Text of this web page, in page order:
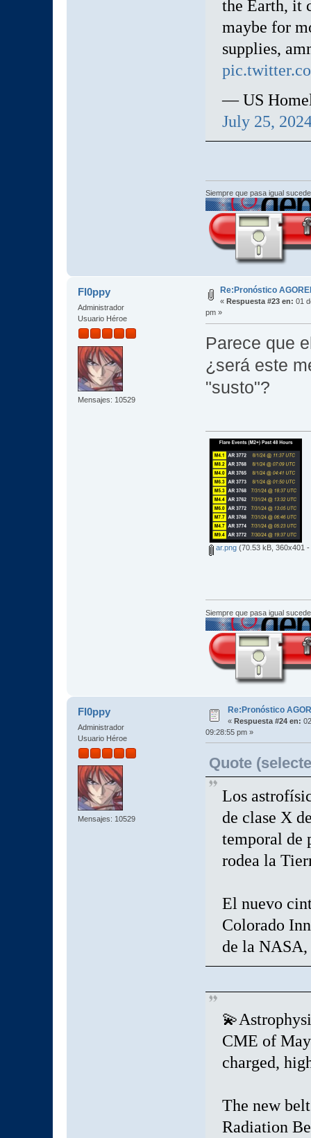
the Earth, it
maybe for
supplies,
— US
July 25,
Siempre que pasa igual
Fl0ppy
Administrador
Usuario Héroe
Mensajes: 10529
Re:Pronóstico
« Respuesta #23 en: 01
pm »
Parece que
¿será este
"susto"?
ar.png(70.53 kB, 360x401
Siempre que pasa igual
Fl0ppy
Administrador
Usuario Héroe
Mensajes: 10529
Re:Pronóstico
« Respuesta #24 en:
09:28:55 pm »
Quote
Los
de clase X
temporal de
rodea la
El nuevo
Colorado
de la NASA,
CME of
charged,
The new
Radiation